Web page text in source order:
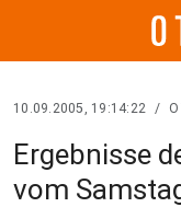
10.09.2005, 19:14:22 /
Ergebnisse
vom